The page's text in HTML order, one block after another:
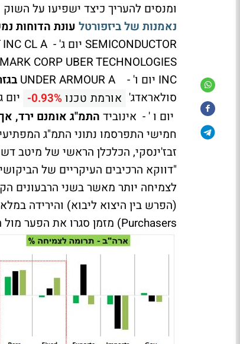
ומנסים להעריך כיצד ישפיעו על
נאמנות של ביזפורטל עונת הדוחות
INC יום ו' - UNDER ARMOUR A
סולאראדג' אורמת טכנו -0.93%
יום ו ' - אינוביד התמ"ג אומנם ירד,
חמישי התפרסמו נתוני התמ"ג
זבז'ינסקי, הכלכלן הראשי של מיטב
"דווקא הרכיבים העיקריים של
לצמיחה יותר מאשר בשני הרבעונים
Purchasers) מזמן סגרו את הפער מול המגמה ארוכת הטווח.